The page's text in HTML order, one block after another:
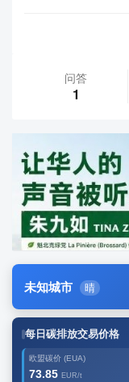
问答
1
未知城市 晴
每日碳排放交易价格
欧盟碳价 (EUA)
73.85 EUR/t